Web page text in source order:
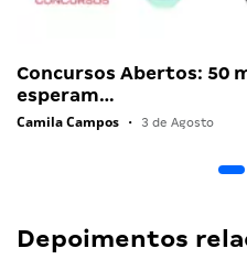
Concursos Abertos: 50
esperam…
Camila Campos • 3 de Agosto
Depoimentos